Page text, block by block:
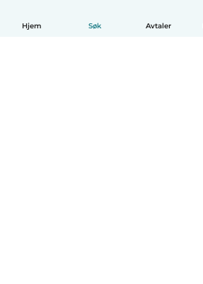
Hjem Søk Avtaler